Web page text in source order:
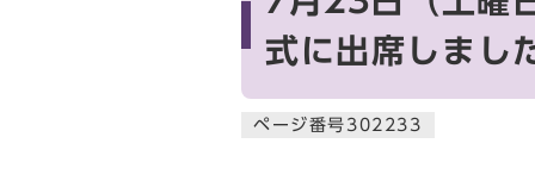
式に出席しまし
ページ番号302233